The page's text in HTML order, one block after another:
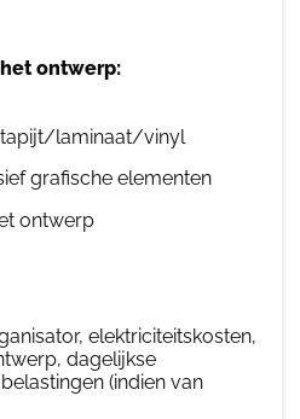
ontwerp:
tapijt/laminaat/vinyl
grafische elementen
ontwerp
elektriciteitskosten,
dagelijkse
(indien van